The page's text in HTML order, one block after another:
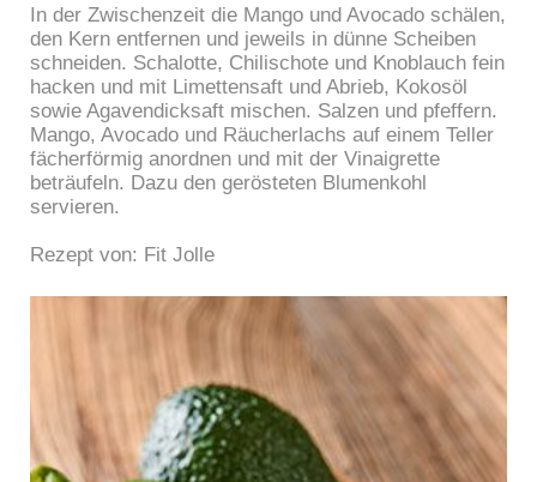
In der Zwischenzeit die Mango und Avocado schälen,
den Kern entfernen und jeweils in dünne Scheiben
schneiden. Schalotte, Chilischote und Knoblauch fein
hacken und mit Limettensaft und Abrieb, Kokosöl
sowie Agavendicksaft mischen. Salzen und pfeffern.
Mango, Avocado und Räucherlachs auf einem Teller
fächerförmig anordnen und mit der Vinaigrette
beträufeln. Dazu den gerösteten Blumenkohl
servieren.
Rezept von: Fit Jolle